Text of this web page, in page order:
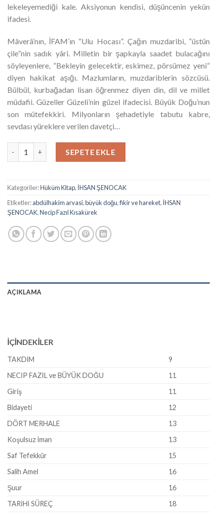
lekeleyemediği kale. Aksiyonun kendisi, düşüncenin yekûn
ifadesi.
Mâverâ’nın, İFAM’ın “Ulu Hocası”. Çağın muzdaribi, “üstün
çile”nin sadık yâri. Milletin bir şapkayla saadet bulacağını
söyleyenlere, “Bekleyin gelecektir, eskimez, pörsümez yeni”
diyen hakikat aşığı. Mazlumların, muzdariblerin sözcüsü.
Bülbül, kurbağadan lisan öğrenmez diyen din, dil ve millet
müdafii. Güzeller Güzeli’nin güzel ifadecisi. Büyük Doğu’nun
son mütefekkiri. Milyonların şehadetiyle tabutu kabre,
sevdası yüreklere verilen davetçi…
SEPETE EKLE
Kategoriler:Hüküm Kitap, İHSAN ŞENOCAK
Etiketler:abdülhakim arvasi,büyük doğu,fikir ve hareket, İHSAN
ŞENOCAK,Necip Fazıl Kısakürek
AÇIKLAMA
İÇİNDEKİLER
TAKDİM
9
NECİP FAZIL ve BÜYÜK DOĞU
11
Giriş
11
Bidayeti
12
DÖRT MERHALE
13
Koşulsuz İman
13
Saf Tefekkür
15
Salih Amel
16
Şuur
16
TARİHİ SÜREÇ
18